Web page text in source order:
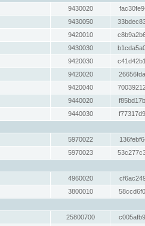
9430020
9430050
9420010
9430030
9420030
9420020
9420040
9440020
9440030
5970022
5970023
4960020
3800010
25800700